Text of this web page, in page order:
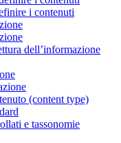
i contenuti
dell’informazione
(content type)
e tassonomie